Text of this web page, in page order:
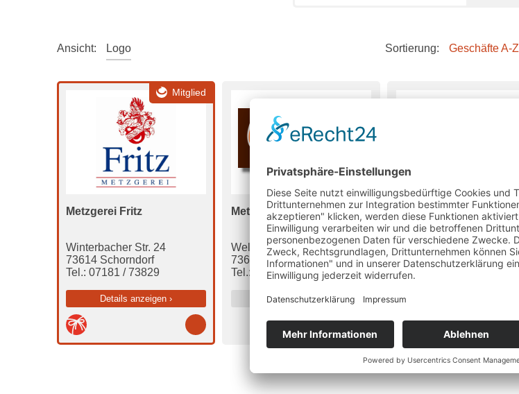
Ansicht: Logo Sortierung: Geschäfte A-Z
Mitglied
Metzgerei Fritz
Winterbacher Str. 24
73614 Schorndorf
Tel.: 07181 / 73829
Details anzeigen ›
Metzgerei Winter
Welzheimer Strasse 26
73614 Schorndorf
Tel.: 07181 / 5455
Details anzeigen ›
Metzgerei Winter
Wieslauftalstraße 38
73614 Schorndorf
Tel.: 07181 / 63567